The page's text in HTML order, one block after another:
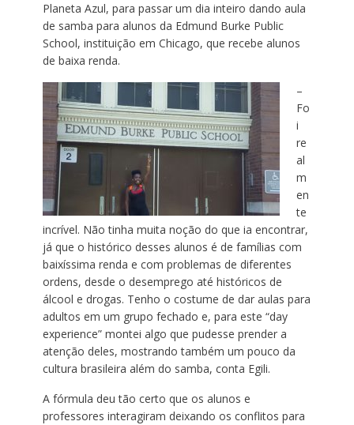
Planeta Azul, para passar um dia inteiro dando aula
de samba para alunos da Edmund Burke Public
School, instituição em Chicago, que recebe alunos
de baixa renda.
–
Fo
i
re
al
m
en
te
incrível. Não tinha muita noção do que ia encontrar,
já que o histórico desses alunos é de famílias com
baixíssima renda e com problemas de diferentes
ordens, desde o desemprego até históricos de
álcool e drogas. Tenho o costume de dar aulas para
adultos em um grupo fechado e, para este “day
experience” montei algo que pudesse prender a
atenção deles, mostrando também um pouco da
cultura brasileira além do samba, conta Egili.
A fórmula deu tão certo que os alunos e
professores interagiram deixando os conflitos para